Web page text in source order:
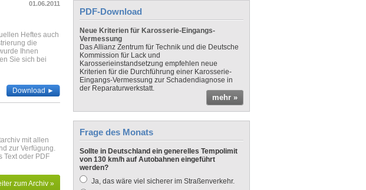
01.06.2011
Heftes auch
die
Ihnen
Sie sich bei
Download ►
mit allen
zur Verfügung.
Text oder PDF
zum Archiv »
PDF-Download
Neue Kriterien für Karosserie-Eingangs-
Vermessung
Das Allianz Zentrum für Technik und die Deutsche
Kommission für Lack und
Karosserieinstandsetzung empfehlen neue
Kriterien für die Durchführung einer Karosserie-
Eingangs-Vermessung zur Schadendiagnose in
der Reparaturwerkstatt.
mehr »
Frage des Monats
Sollte in Deutschland ein generelles Tempolimit
von 130 km/h auf Autobahnen eingeführt
werden?
Ja, das wäre viel sicherer im Straßenverkehr.